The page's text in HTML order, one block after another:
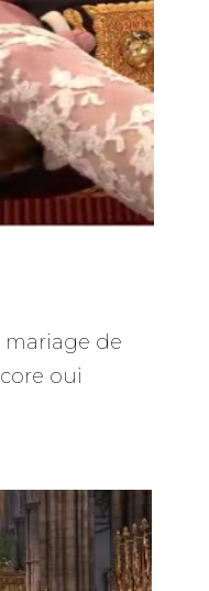
mariage de
oui